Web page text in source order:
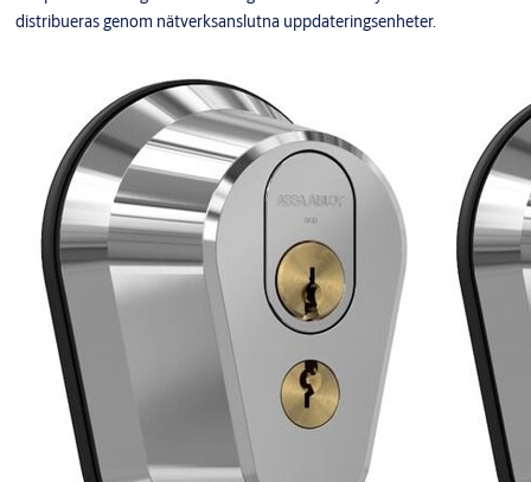
distribueras genom nätverksanslutna uppdateringsenheter.